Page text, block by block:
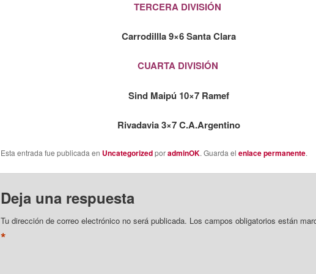
TERCERA DIVISIÓN
Carrodillla 9×6 Santa Clara
CUARTA DIVISIÓN
Sind Maipú 10×7 Ramef
Rivadavia 3×7 C.A.Argentino
Esta entrada fue publicada en UncategorizedporadminOK. Guarda el enlace permanente.
Deja una respuesta
Tu dirección de correo electrónico no será publicada. Los campos obligatorios están
*